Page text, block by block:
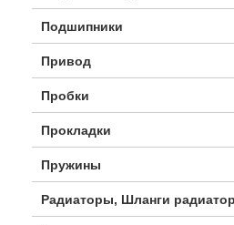
Подшипники
Привод
Пробки
Прокладки
Пружины
Радиаторы, Шланги